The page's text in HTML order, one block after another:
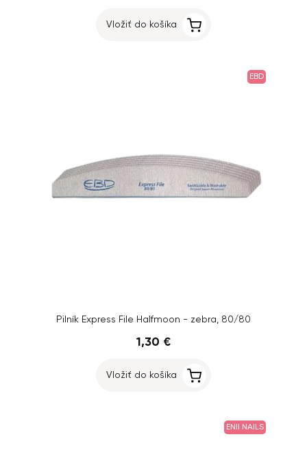
Vložiť do košíka
EBD
Pilník Express File Halfmoon - zebra, 80/80
1,30 €
Vložiť do košíka
ENII NAILS